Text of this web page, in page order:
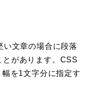
い文章の場合に段落
があります。CSS
を1文字分に指定す